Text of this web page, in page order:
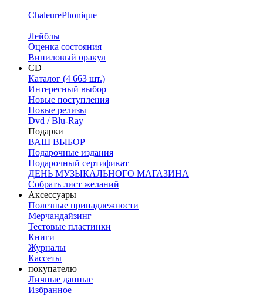
ChaleurePhonique
Лейблы
Оценка состояния
Виниловый оракул
CD
Каталог (4 663 шт.)
Интересный выбор
Новые поступления
Новые релизы
Dvd / Blu-Ray
Подарки
ВАШ ВЫБОР
Подарочные издания
Подарочный сертификат
ДЕНЬ МУЗЫКАЛЬНОГО МАГАЗИНА
Собрать лист желаний
Аксессуары
Полезные принадлежности
Мерчандайзинг
Тестовые пластинки
Книги
Журналы
Кассеты
покупателю
Личные данные
Избранное